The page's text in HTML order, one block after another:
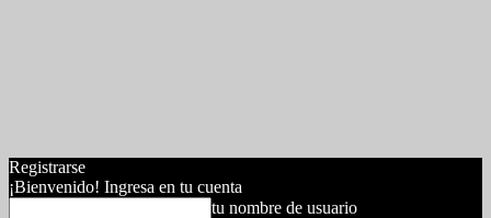
Registrarse
¡Bienvenido! Ingresa en tu cuenta
tu nombre de usuario